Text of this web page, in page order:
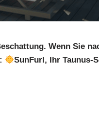
Wenn Sie
SunFurl, Ihr Taunus-